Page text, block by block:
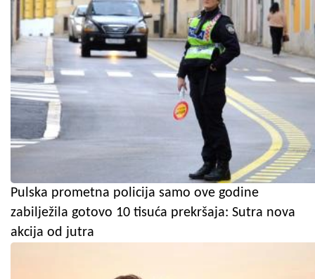
Pulska prometna policija samo ove godine
zabilježila gotovo 10 tisuća prekršaja: Sutra nova
akcija od jutra